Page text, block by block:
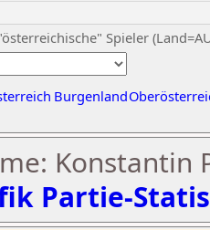
Spieler
Burgenland
Konstantin
Partie-